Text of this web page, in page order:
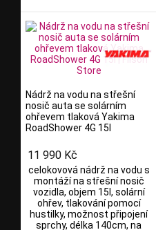
Nádrž na vodu na střešní
nosič auta se solárním
ohřevem tlaková Yakima
RoadShower 4G 15l
11 990 Kč
celokovová nádrž na vodu s
montáží na střešní nosič
vozidla, objem 15l, solární
ohřev, tlakování pomocí
hustilky, možnost připojení
sprchy, délka 140cm, na